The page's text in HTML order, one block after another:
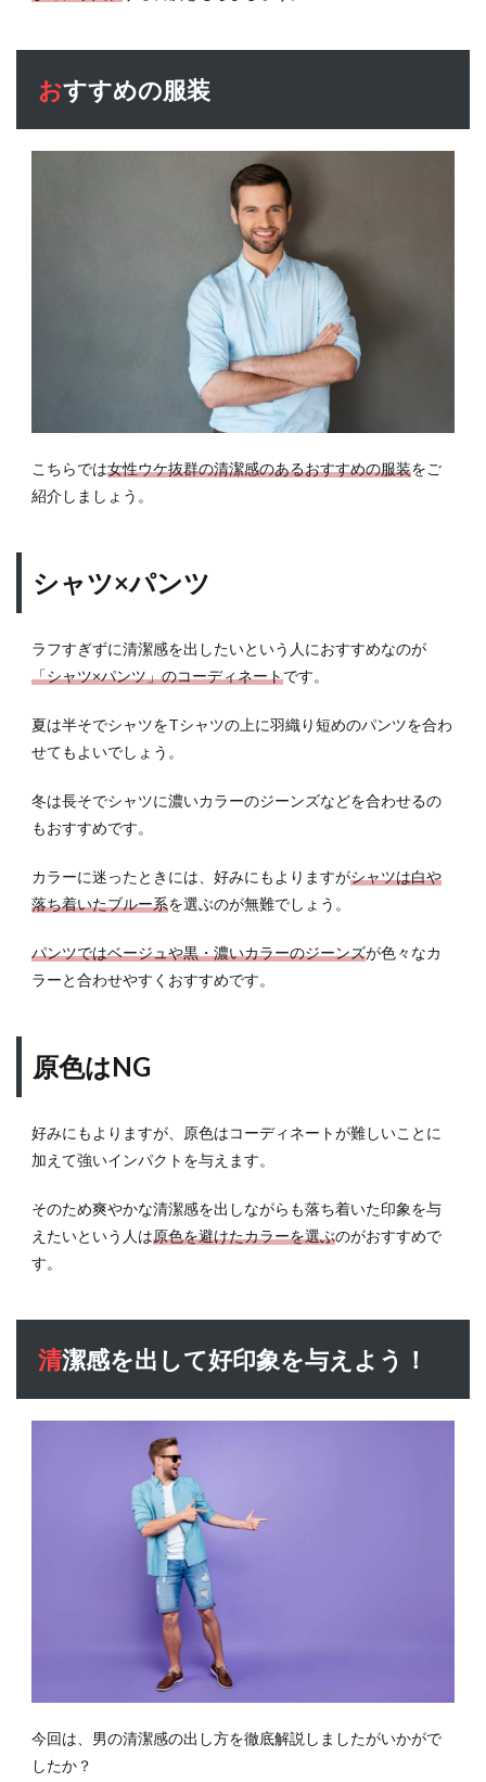
おすすめの服装
こちらでは女性ウケ抜群の清潔感のあるおすすめの服装をご
紹介しましょう。
シャツ×パンツ
ラフすぎずに清潔感を出したいという人におすすめなのが
「シャツ×パンツ」のコーディネートです。
夏は半そでシャツをTシャツの上に羽織り短めのパンツを合わ
せてもよいでしょう。
冬は長そでシャツに濃いカラーのジーンズなどを合わせるの
もおすすめです。
カラーに迷ったときには、好みにもよりますがシャツは白や
落ち着いたブルー系を選ぶのが無難でしょう。
パンツではベージュや黒・濃いカラーのジーンズが色々なカ
ラーと合わせやすくおすすめです。
原色はNG
好みにもよりますが、原色はコーディネートが難しいことに
加えて強いインパクトを与えます。
そのため爽やかな清潔感を出しながらも落ち着いた印象を与
えたいという人は原色を避けたカラーを選ぶのがおすすめで
す。
清潔感を出して好印象を与えよう！
今回は、男の清潔感の出し方を徹底解説しましたがいかがで
したか？